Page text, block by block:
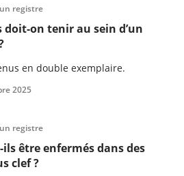
registre
doit-on tenir au sein d’un
en double exemplaire.
2025
registre
être enfermés dans des
clef ?